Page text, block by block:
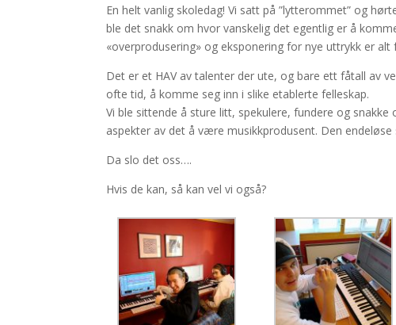
En helt vanlig skoledag! Vi satt på ”lytterommet” og
ble det snakk om hvor vanskelig det egentlig er å
«overprodusering» og eksponering for nye uttrykk er alt
Det er et HAV av talenter der ute, og bare ett fåtall av
ofte tid, å komme seg inn i slike etablerte felleskap.
Vi ble sittende å sture litt, spekulere, fundere og
aspekter av det å være musikkprodusent. Den
Da slo det oss….
Hvis de kan, så kan vel vi også?